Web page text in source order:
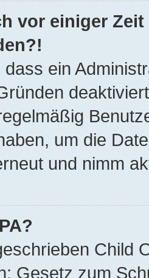
vor einiger
ein
um die
und nimm
Child
Gesetz zum